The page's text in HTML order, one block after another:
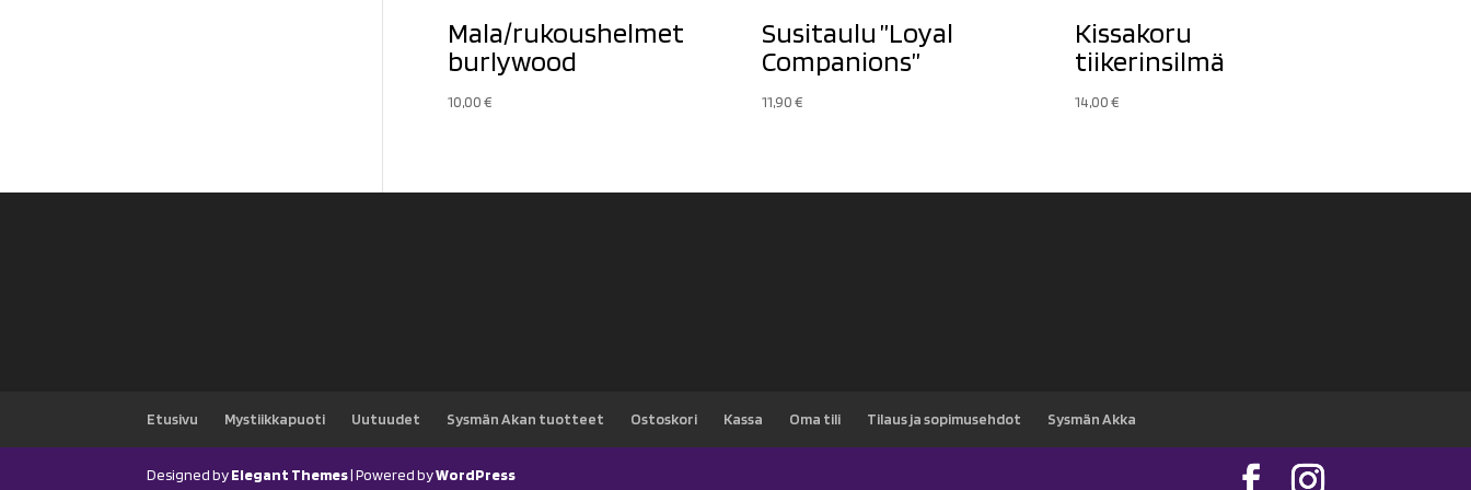
Mala/rukoushelmet
burlywood
10,00€
Susitaulu ”Loyal
Companions”
11,90€
Kissakoru
tiikerinsilmä
14,00€
Etusivu Mystiikkapuoti Uutuudet Sysmän Akan tuotteet Ostoskori Kassa Oma tili Tilaus ja sopimusehdot Sysmän Akka
Designed byElegant Themes| Powered byWordPress